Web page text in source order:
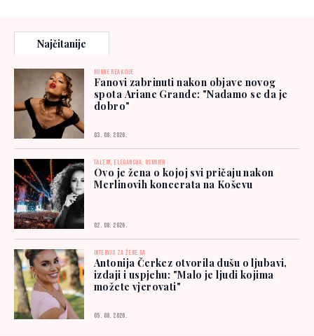
Najčitanije
BURNE REAKCIJE
Fanovi zabrinuti nakon objave novog
spota Ariane Grande: "Nadamo se da je
dobro"
03. 08. 2026.
TALENT, ELEGANCIJA, OSMIJEH
Ovo je žena o kojoj svi pričaju nakon
Merlinovih koncerata na Koševu
02. 08. 2026.
INTERVJU ZA ŽENE.BA
Antonija Čerkez otvorila dušu o ljubavi,
izdaji i uspjehu: "Malo je ljudi kojima
možete vjerovati"
05. 08. 2026.